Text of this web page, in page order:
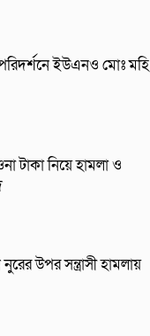
ইউএনও মোঃ মহি
টাকা নিয়ে হামলা ও
উপর সন্ত্রাসী হামলায়